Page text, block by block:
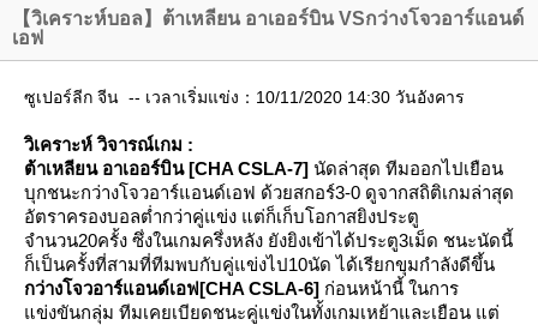
【วิเคราะห์บอล】ต้าเหลียน อาเออร์บิน VSกว่างโจวอาร์แอนด์
เอฟ
ซูเปอร์ลีก จีน -- เวลาเริ่มแข่ง：10/11/2020 14:30 วันอังคาร
วิเคราะห์ วิจารณ์เกม :
ต้าเหลียน อาเออร์บิน [CHA CSLA-7] นัดล่าสุด ทีมออกไปเยือน
บุกชนะกว่างโจวอาร์แอนด์เอฟ ด้วยสกอร์3-0 ดูจากสถิติเกมล่าสุด
อัตราครองบอลต่ำกว่าคู่แข่ง แต่ก็เก็บโอกาสยิงประตู
จำนวน20ครั้ง ซึ่งในเกมครึ่งหลัง ยังยิงเข้าได้ประตู3เม็ด ชนะนัดนี้
ก็เป็นครั้งที่สามที่ทีมพบกับคู่แข่งไป10นัด ได้เรียกขุมกำลังดีขึ้น
กว่างโจวอาร์แอนด์เอฟ[CHA CSLA-6] ก่อนหน้านี้ ในการ
ข่งขันกลุ่ม ทีมเคยเบียดชนะคู่แข่งในทั้งเกมเหย้าและเยือน แต่